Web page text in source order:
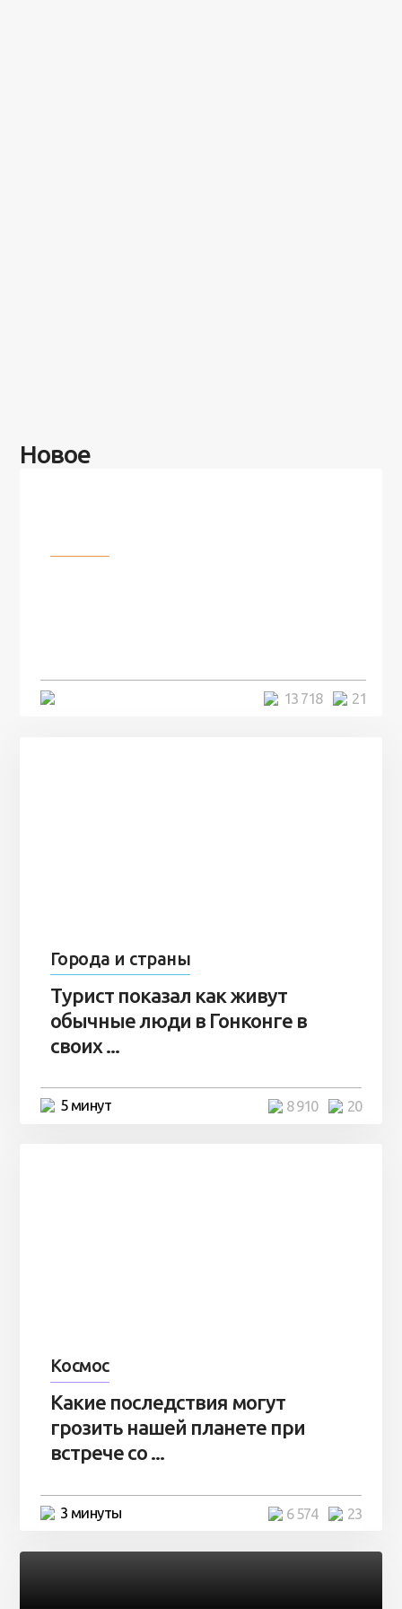
Новое
21
13 718
Города и страны
Турист показал как живут
обычные люди в Гонконге в
своих ...
5 минут 20
8 910
Космос
Какие последствия могут
грозить нашей планете при
встрече со ...
3 минуты 23
6 574